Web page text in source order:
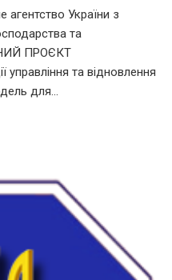
агентство України з
та
ПРОЄКТ
управління та відновлення
для…